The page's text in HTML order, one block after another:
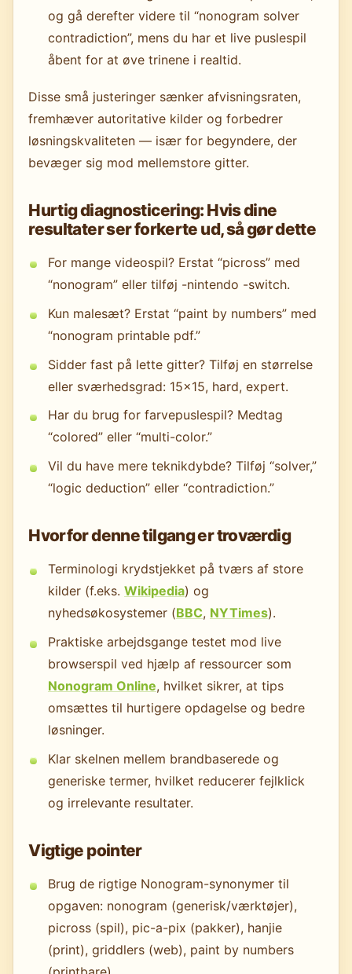
og gå derefter videre til “nonogram solver
contradiction”, mens du har et live puslespil
åbent for at øve trinene i realtid.
Disse små justeringer sænker afvisningsraten,
fremhæver autoritative kilder og forbedrer
løsningskvaliteten — især for begyndere, der
bevæger sig mod mellemstore gitter.
Hurtig diagnosticering: Hvis dine
resultater ser forkerte ud, så gør dette
For mange videospil? Erstat “picross” med
“nonogram” eller tilføj -nintendo -switch.
Kun malesæt? Erstat “paint by numbers” med
“nonogram printable pdf.”
Sidder fast på lette gitter? Tilføj en størrelse
eller sværhedsgrad: 15x15, hard, expert.
Har du brug for farvepuslespil? Medtag
“colored” eller “multi-color.”
Vil du have mere teknikdybde? Tilføj “solver,”
“logic deduction” eller “contradiction.”
Hvorfor denne tilgang er troværdig
Terminologi krydstjekket på tværs af store
kilder (f.eks. Wikipedia) og
nyhedsøkosystemer (BBC, NYTimes).
Praktiske arbejdsgange testet mod live
browserspil ved hjælp af ressourcer som
Nonogram Online, hvilket sikrer, at tips
omsættes til hurtigere opdagelse og bedre
løsninger.
Klar skelnen mellem brandbaserede og
generiske termer, hvilket reducerer fejlklick
og irrelevante resultater.
Vigtige pointer
Brug de rigtige Nonogram-synonymer til
opgaven: nonogram (generisk/værktøjer),
picross (spil), pic-a-pix (pakker), hanjie
(print), griddlers (web), paint by numbers